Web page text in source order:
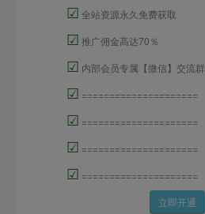
☑ 全站资源永久免费获取
☑ 推广佣金高达70％
☑ 内部会员专属【微信】交流群
☑ =====================
☑ =====================
☑ =====================
☑ =====================
立即开通